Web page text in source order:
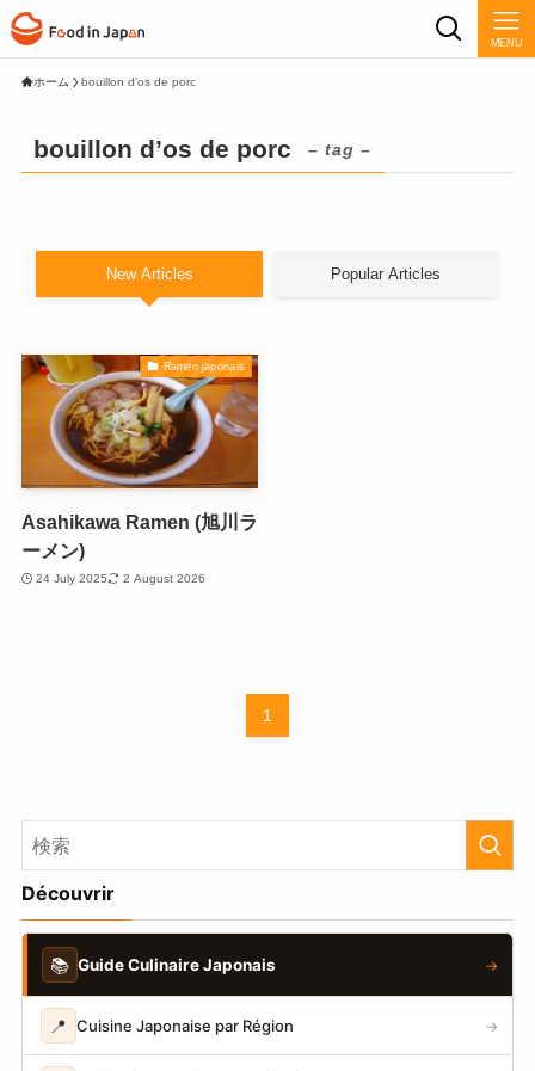
MENU
ホーム bouillon d’os de porc
bouillon d’os de porc – tag –
New Articles Popular Articles
Ramen japonais
Asahikawa Ramen (旭川ラ
ーメン)
24 July 2025 2 August 2026
1
Découvrir
📚 Guide Culinaire Japonais →
📍 Cuisine Japonaise par Région →